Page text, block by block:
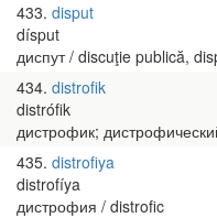
433 disput
dísput
диспут / discuţie publică,
434 distrofik
distrófik
дистрофик;
435 distrofiya
distrofíya
дистрофия / distrofic